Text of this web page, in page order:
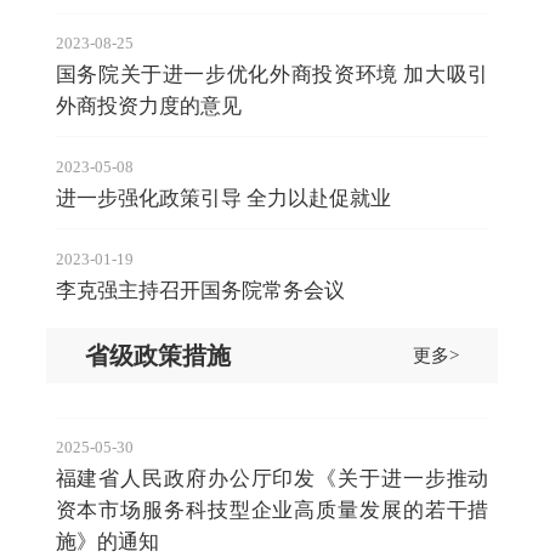
2023-08-25
国务院关于进一步优化外商投资环境 加大吸引
外商投资力度的意见
2023-05-08
进一步强化政策引导 全力以赴促就业
2023-01-19
李克强主持召开国务院常务会议
省级政策措施 更多>
2025-05-30
福建省人民政府办公厅印发《关于进一步推动
资本市场服务科技型企业高质量发展的若干措
施》的通知